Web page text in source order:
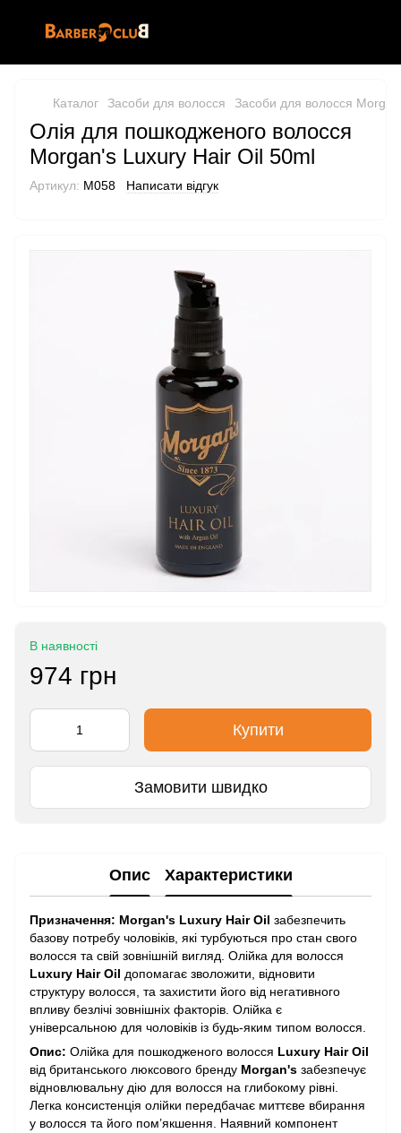
Каталог Засоби для волосся Засоби для волосся
Олія для пошкодженого волосся
Morgan's Luxury Hair Oil 50ml
Артикул: M058 Написати відгук
В наявності
974 грн
Купити
Замовити швидко
Опис Характеристики
Призначення: Morgan's Luxury Hair Oil забезпечить
базову потребу чоловіків, які турбуються про стан свого
волосся та свій зовнішній вигляд. Олійка для волосся
Luxury Hair Oil допомагає зволожити, відновити
структуру волосся, та захистити його від негативного
впливу безлічі зовнішніх факторів. Олійка є
універсальною для чоловіків із будь-яким типом волосся.
Опис: Олійка для пошкодженого волосся Luxury Hair Oil
від британського люксового бренду Morgan's забезпечує
відновлювальну дію для волосся на глибокому рівні.
Легка консистенція олійки передбачає миттєве вбирання
у волосся та його пом’якшення. Наявний компонент